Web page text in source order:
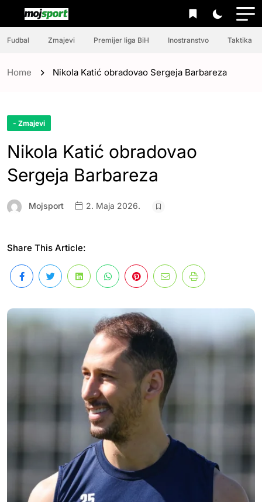
Fudbal Zmajevi Premijer liga BiH Inostranstvo Taktika
Home Nikola Katić obradovao Sergeja Barbareza
- Zmajevi
Nikola Katić obradovao
Sergeja Barbareza
Mojsport 2. Maja 2026.
Share This Article: